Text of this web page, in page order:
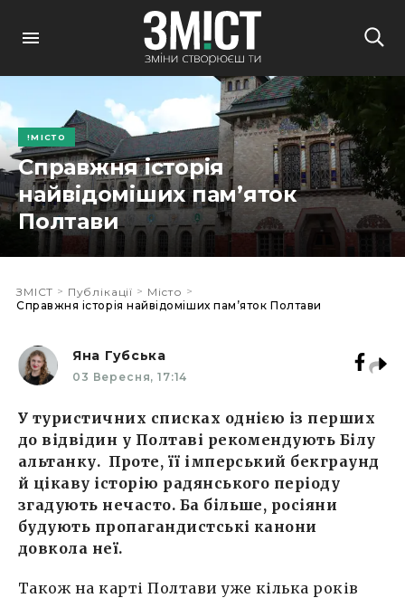
МІСТО
Справжня історія
найвідоміших пам’яток
Полтави
ЗМІСТ > Публікації > Місто >
Справжня історія найвідоміших пам’яток Полтави
Яна Губська
03 Вересня, 17:14
У туристичних списках однією із перших
до відвідин у Полтаві рекомендують Білу
альтанку. Проте, її імперський бекграунд
й цікаву історію радянського періоду
згадують нечасто. Ба більше, росіяни
будують пропагандистські канони
довкола неї.
Також на карті Полтави уже кілька років